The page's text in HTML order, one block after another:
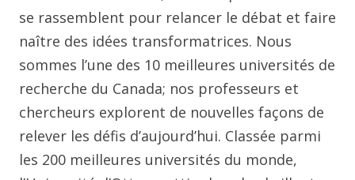
se rassemblent pour relancer le débat et faire
naître des idées transformatrices. Nous
sommes l’une des 10 meilleures universités de
recherche du Canada; nos professeurs et
chercheurs explorent de nouvelles façons de
relever les défis d’aujourd’hui. Classée parmi
les 200 meilleures universités du monde,